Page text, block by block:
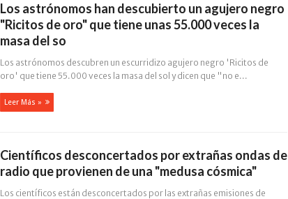
Los astrónomos han descubierto un agujero negro
"Ricitos de oro" que tiene unas 55.000 veces la
masa del so
Los astrónomos descubren un escurridizo agujero negro 'Ricitos de
oro' que tiene 55.000 veces la masa del sol y dicen que "no e...
Leer Más »
Científicos desconcertados por extrañas ondas de
radio que provienen de una "medusa cósmica"
Los científicos están desconcertados por las extrañas emisiones de